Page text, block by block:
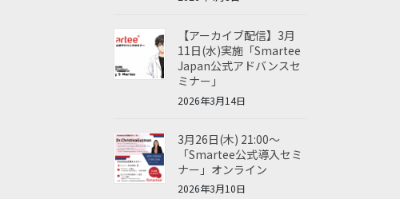
【アーカイブ配信】3月
11日(水)実施「Smartee
Japan公式アドバンスセ
ミナー」
2026年3月14日
3月26日(木) 21:00～
「Smartee公式導入セミ
ナー」オンライン
2026年3月10日